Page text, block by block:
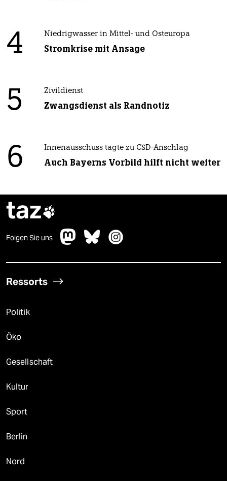
4 Niedrigwasser in Mittel- und Osteuropa
Stromkrise mit Ansage
5 Zivildienst
Zwangsdienst als Randnotiz
6 Innenausschuss tagte zu CSD-Anschlag
Auch Bayerns Vorbild hilft nicht weiter
taz
Folgen Sie uns
Ressorts
Politik
Öko
Gesellschaft
Kultur
Sport
Berlin
Nord